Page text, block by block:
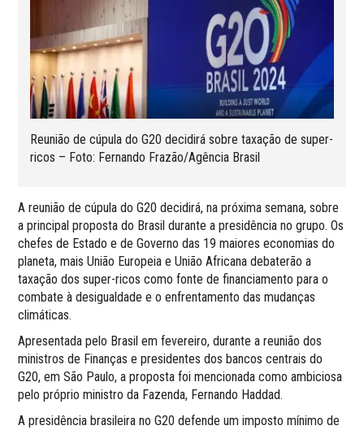
Reunião de cúpula do G20 decidirá sobre taxação de super-
ricos – Foto: Fernando Frazão/Agência Brasil
A reunião de cúpula do G20 decidirá, na próxima semana, sobre
a principal proposta do Brasil durante a presidência no grupo. Os
chefes de Estado e de Governo das 19 maiores economias do
planeta, mais União Europeia e União Africana debaterão a
taxação dos super-ricos como fonte de financiamento para o
combate à desigualdade e o enfrentamento das mudanças
climáticas.
Apresentada pelo Brasil em fevereiro, durante a reunião dos
ministros de Finanças e presidentes dos bancos centrais do
G20, em São Paulo, a proposta foi mencionada como ambiciosa
pelo próprio ministro da Fazenda, Fernando Haddad.
A presidência brasileira no G20 defende um imposto mínimo de